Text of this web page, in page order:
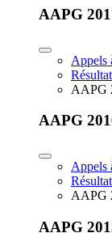
AAPG
Appels
AAPG
AAPG
Appels
AAPG
AAPG